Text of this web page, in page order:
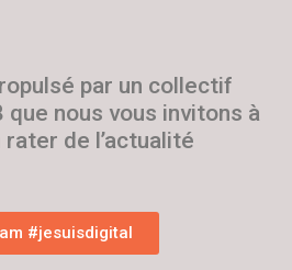
par un collectif
que nous vous invitons à
de l’actualité
#jesuisdigital